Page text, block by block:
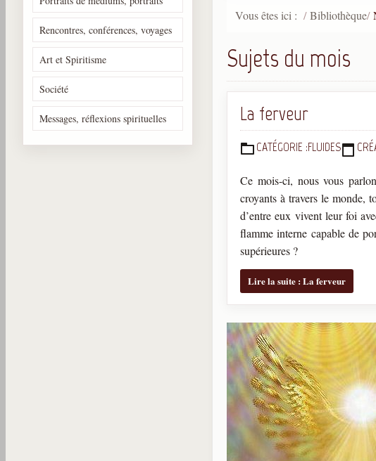
Rencontres, conférences, voyages
Art et Spiritisme
Société
Messages, réflexions spirituelles
Vous êtes ici : Bibliothèque
Sujets du mois
La ferveur
DÉTAILSCATÉGORIE :FLUIDES
Ce mois-ci, nous vous
croyants à travers le monde,
d’entre eux vivent leur foi
flamme interne capable de
supérieures ?
Lire la suite : La ferveur